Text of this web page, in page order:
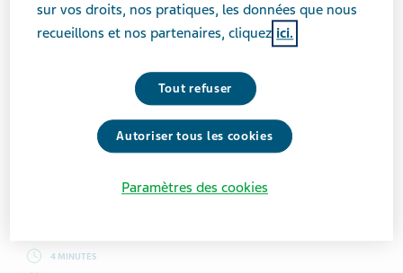
4 MINUTES
sur vos droits, nos pratiques, les données que nous
recueillons et nos partenaires, cliquez ici.
Tout refuser
Autoriser tous les cookies
Paramètres des cookies